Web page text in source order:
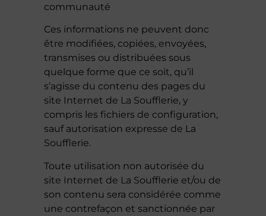
communauté
Ces informations ne peuvent donc
être modifiées, copiées, envoyées,
transmises ou distribuées sous
quelque forme que ce soit, qu’il
s’agisse du contenu des pages du
site Internet de La Soufflerie, y
compris les fichiers de configuration,
sauf autorisation expresse de La
Soufflerie.
Toute utilisation non autorisée du
site Internet de La Soufflerie et/ou de
son contenu sera considérée comme
une contrefaçon et sanctionnée par